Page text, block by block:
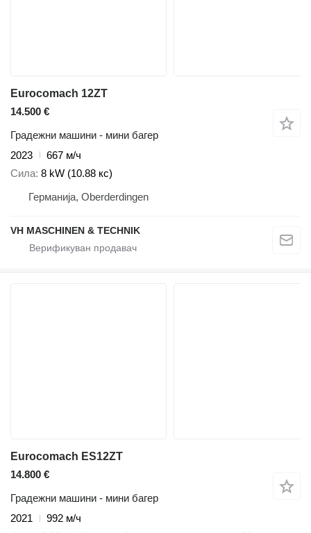
Eurocomach 12ZT
14.500 €
Градежни машини - мини багер
2023
667 м/ч
Сила 8 kW (10.88 кс)
Германија, Oberderdingen
VH MASCHINEN & TECHNIK
Eurocomach ES12ZT
14.800 €
Градежни машини - мини багер
2021
992 м/ч